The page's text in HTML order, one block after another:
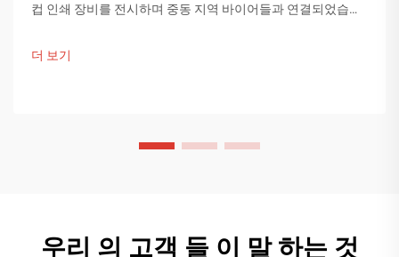
컵 인쇄 장비를 전시하며 중동 지역 바이어들과 연결되었습니
더 보기
우리 의 고객 들 이 말 하는 것